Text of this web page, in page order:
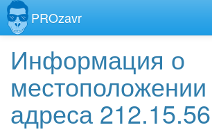
PROzavr
Информация о
адреса